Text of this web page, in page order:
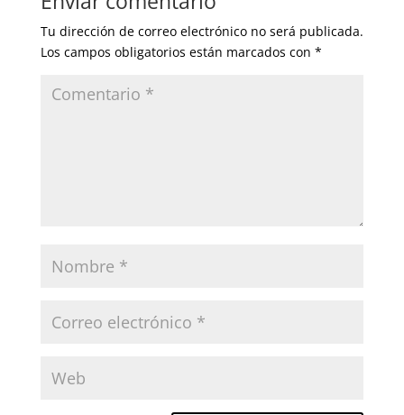
Tu dirección de correo electrónico no será publicada.
Los campos obligatorios están marcados con *